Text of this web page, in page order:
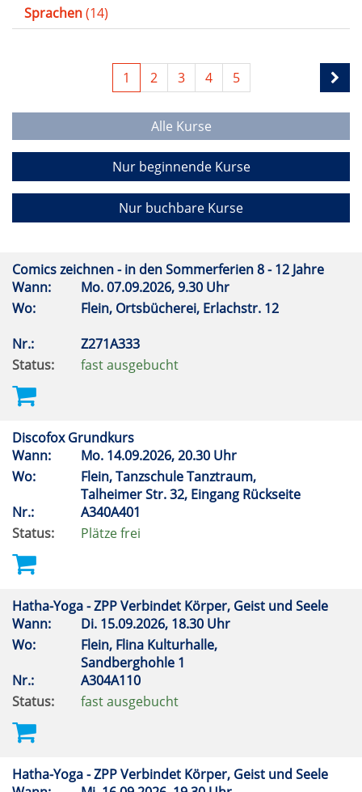
Sprachen(14)
1 2 3 4 5
Alle Kurse
Nur beginnende Kurse
Nur buchbare Kurse
Comics zeichnen - in den Sommerferien 8 - 12 Jahre
Wann:
Mo.07.09.2026, 9.30 Uhr
Wo:
Flein, Ortsbücherei, Erlachstr. 12
Nr.:
Z271A333
Status:
fast ausgebucht
Discofox Grundkurs
Wann:
Mo. 14.09.2026, 20.30 Uhr
Wo:
Flein, Tanzschule Tanztraum,
Talheimer Str. 32, Eingang Rückseite
Nr.:
A340A401
Status:
Plätze frei
Hatha-Yoga - ZPP Verbindet Körper, Geist und Seele
Wann:
Di. 15.09.2026, 18.30 Uhr
Wo:
Flein, Flina Kulturhalle,
Sandberghohle 1
Nr.:
A304A110
Status:
fast ausgebucht
Hatha-Yoga - ZPP Verbindet Körper, Geist und Seele